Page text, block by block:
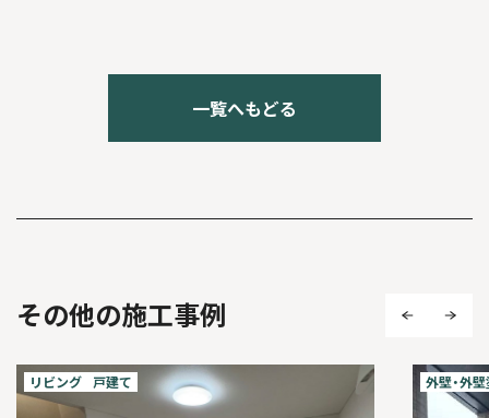
一覧へもどる
その他の施工事例
リビング 戸建て 外壁・外